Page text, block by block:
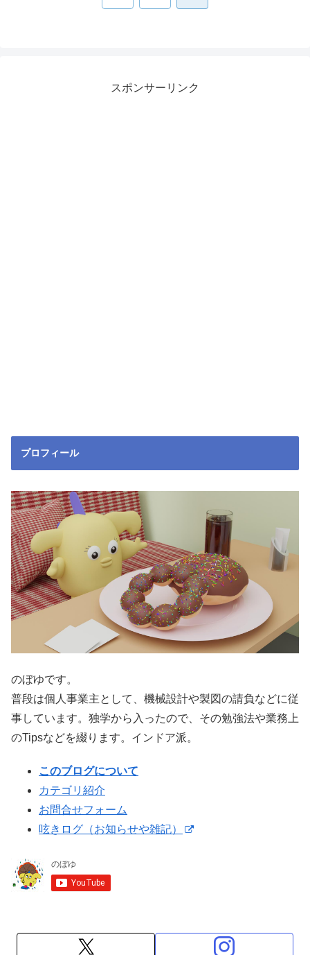
スポンサーリンク
プロフィール
のぼゆです。
普段は個人事業主として、機械設計や製図の請負などに従
事しています。独学から入ったので、その勉強法や業務上
のTipsなどを綴ります。インドア派。
このブログについて
カテゴリ紹介
お問合せフォーム
呟きログ（お知らせや雑記）